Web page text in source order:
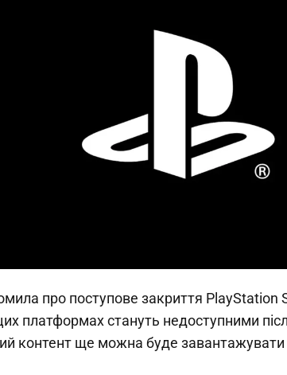
про поступове закриття PlayStation
платформах стануть недоступними
контент ще можна буде завантажувати